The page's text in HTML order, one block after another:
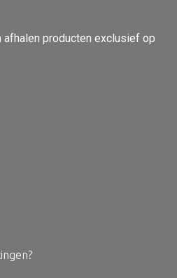
producten exclusief op